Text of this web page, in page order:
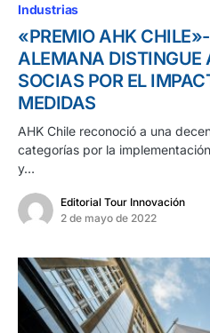
Industrias
«PREMIO AHK
ALEMANA DISTINGUE
SOCIAS POR EL
MEDIDAS
AHK Chile reconoció a una
categorías por la
y…
Editorial Tour Innovación
2 de mayo de 2022